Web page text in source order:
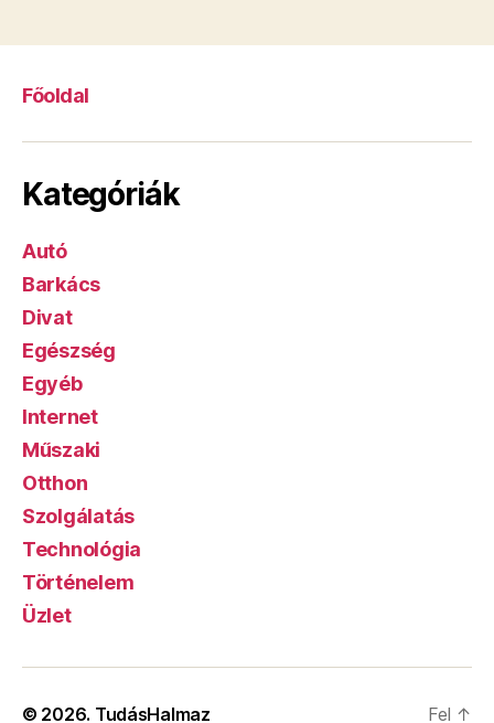
Főoldal
Kategóriák
Autó
Barkács
Divat
Egészség
Egyéb
Internet
Műszaki
Otthon
Szolgálatás
Technológia
Történelem
Üzlet
© 2026. TudásHalmaz Fel ↑